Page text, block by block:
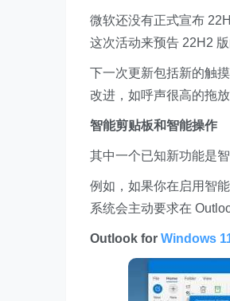
微软还没有正式宣布
这次活动来预告 22H2 版
下一次更新包括新的触
改进，如呼声很高的拖放
智能剪贴板和智能操作
其中一个已知新功能是
例如，如果你在启用智
系统会主动要求在
Outlook for Windows